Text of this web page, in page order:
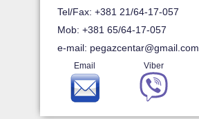
Tel/Fax: +381 21/64-17-057
Mob: +381 65/64-17-057
e-mail: pegazcentar@gmail.com
Email Viber